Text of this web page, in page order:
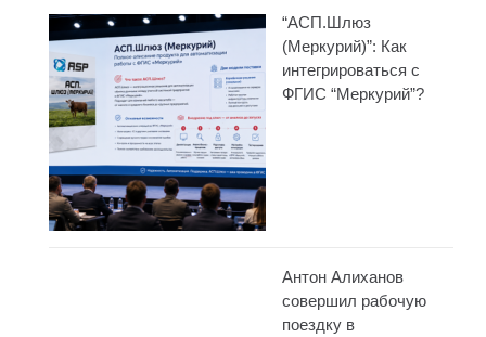
“АСП.Шлюз
(Меркурий)”: Как
интегрироваться с
ФГИС “Меркурий”?
Антон Алиханов
совершил рабочую
поездку в